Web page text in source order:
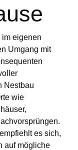
im eigenen
Umgang mit
Nestbau
wie
es sich,
auf mögliche